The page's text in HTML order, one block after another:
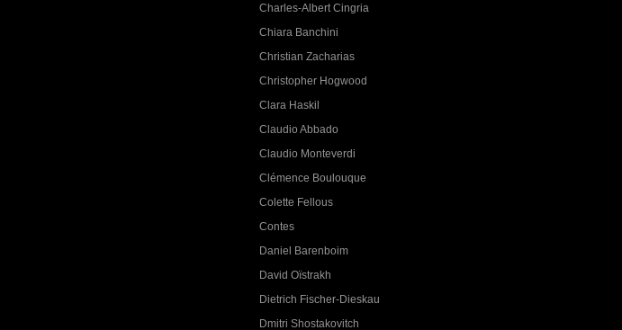
Charles-Albert Cingria
Chiara Banchini
Christian Zacharias
Christopher Hogwood
Clara Haskil
Claudio Abbado
Claudio Monteverdi
Clémence Boulouque
Colette Fellous
Contes
Daniel Barenboim
David Oïstrakh
Dietrich Fischer-Dieskau
Dmitri Shostakovitch